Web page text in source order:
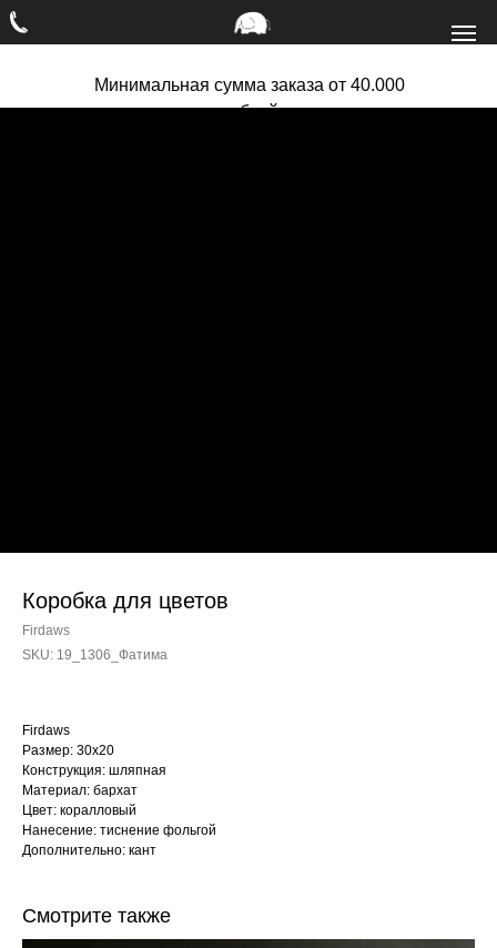
Минимальная сумма заказа от 40.000
рублей
Коробка для цветов
Firdaws
SKU: 19_1306_Фатима
Firdaws
Размер: 30х20
Конструкция: шляпная
Материал: бархат
Цвет: коралловый
Нанесение: тиснение фольгой
Дополнительно: кант
Смотрите также